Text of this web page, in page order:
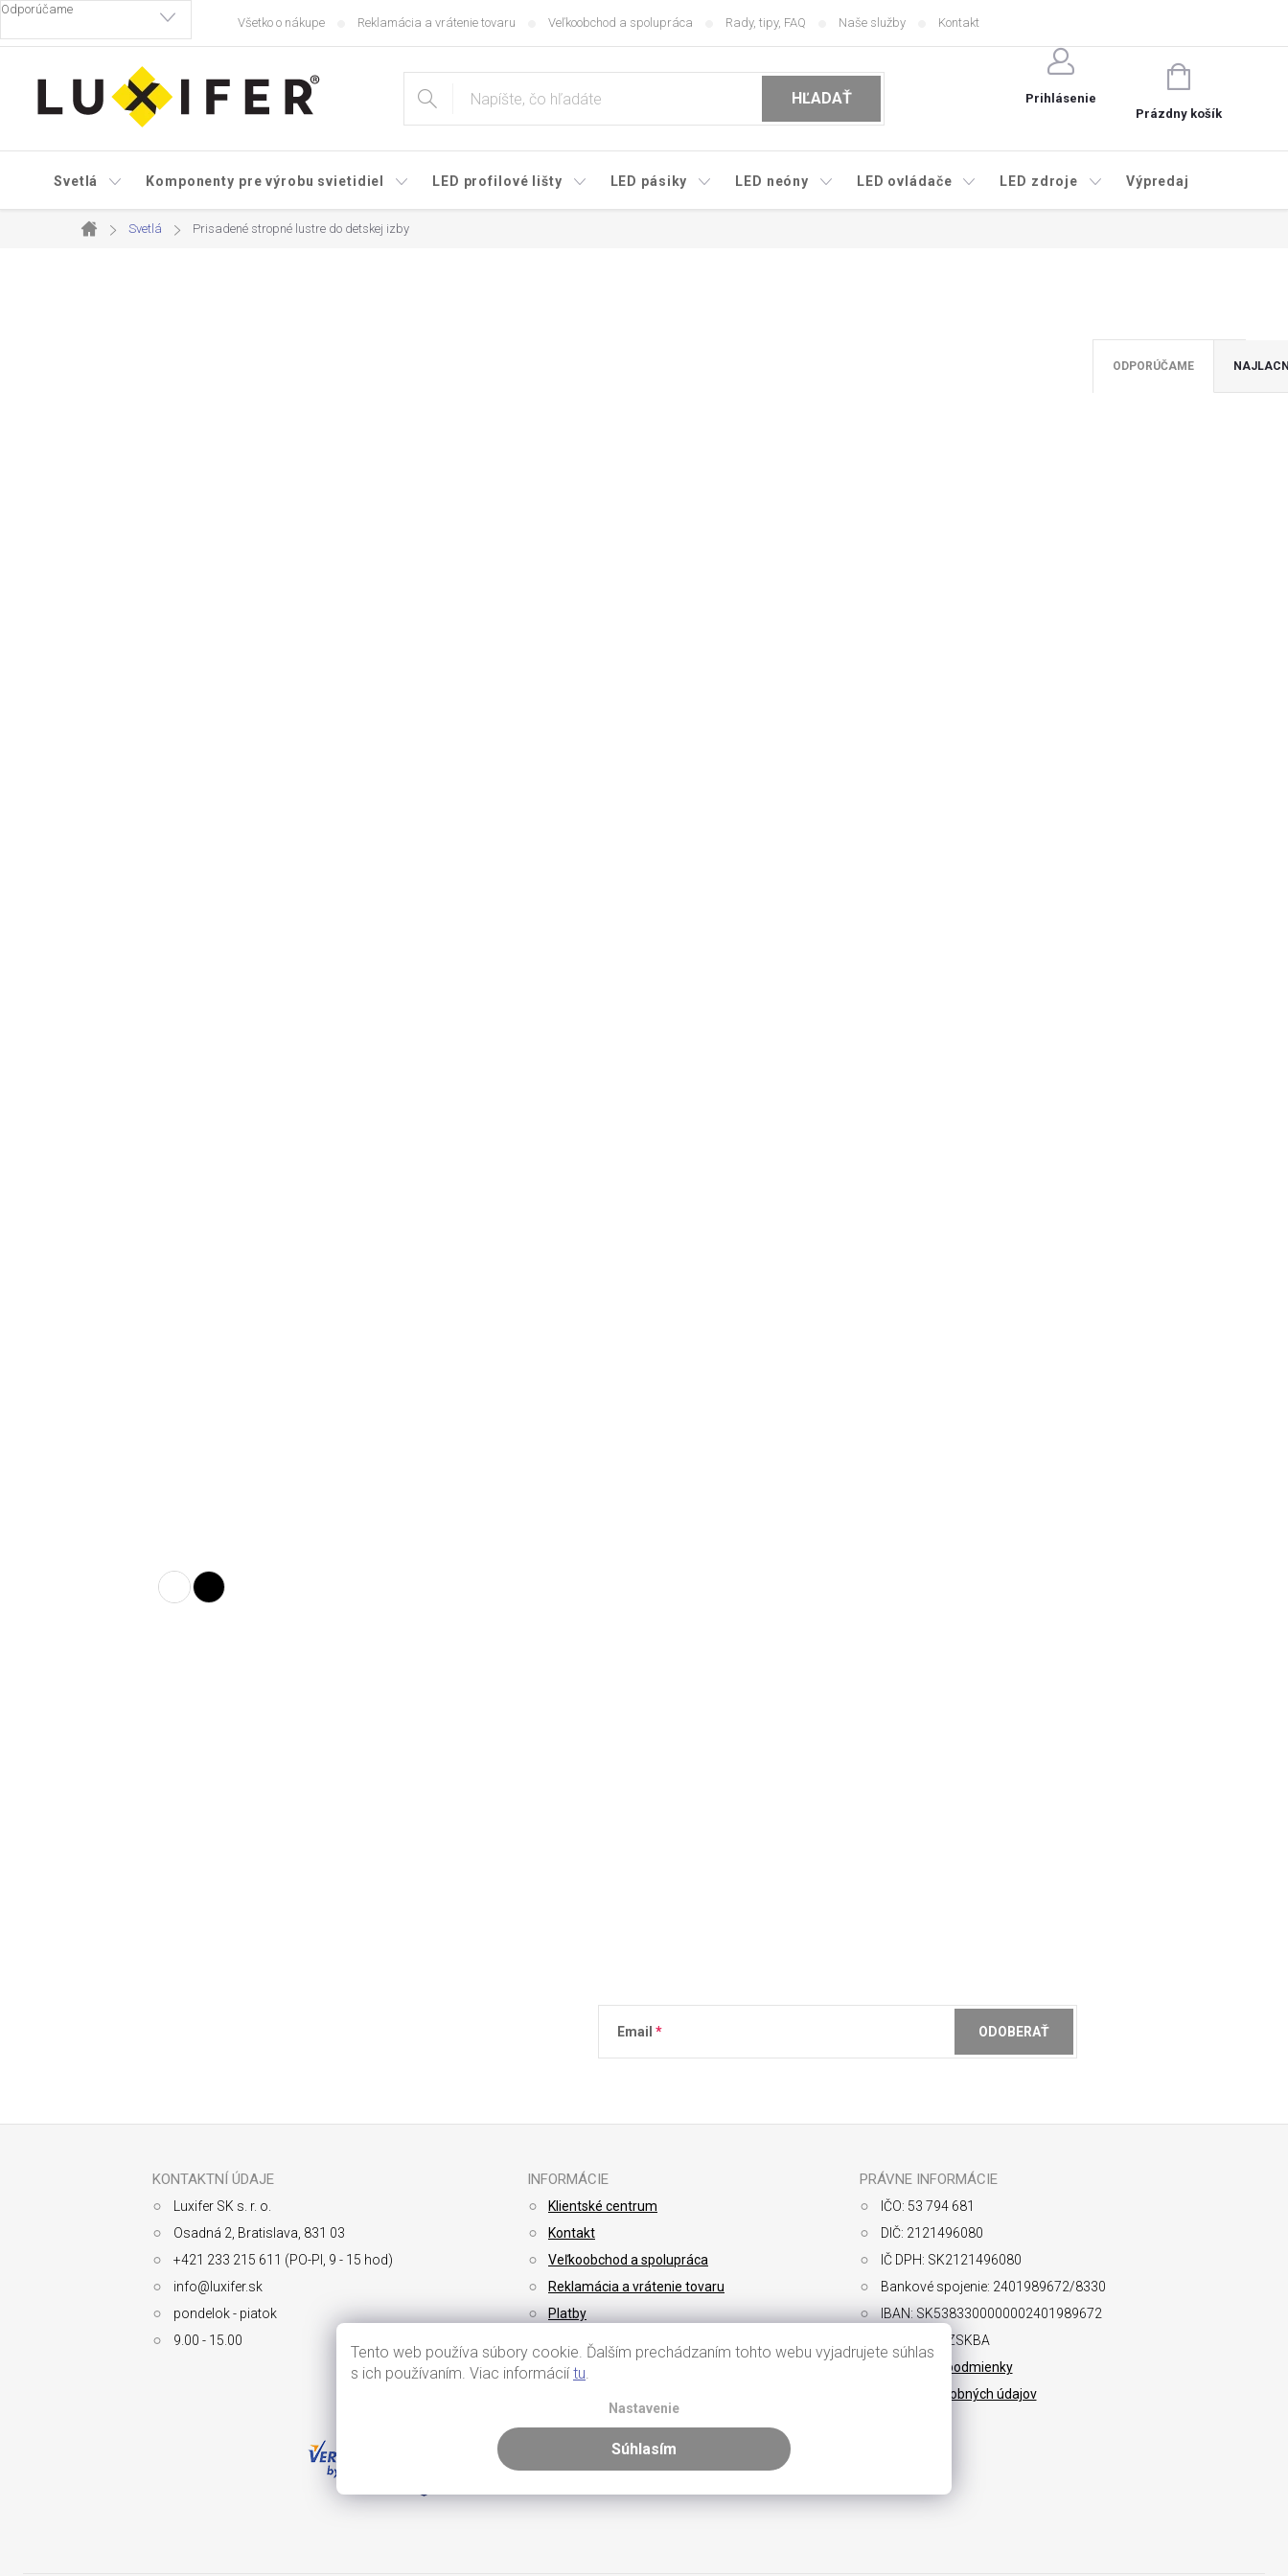
Tento web používa súbory cookie. Ďalším prechádzaním tohto webu vyjadrujete súhlas
s ich používaním. Viac informáciítu.
Nastavenie
Súhlasím
Prejsť
obsah
Všetko o nákupe Reklamácia a vrátenie tovaru Veľkoobchod a spolupráca Rady, tipy, FAQ Naše služby Kontakt
HĽADAŤ Prihlásenie
NÁKUPNÝ
KOŠÍK
Prázdny košík
Svetlá Komponenty pre výrobu svietidiel LED profilové lišty LED pásiky LED neóny LED ovládače LED zdroje Výpredaj
Domov
Svetlá Prisadené stropné lustre do detskej izby
ODPORÚČAME
Email ODOBERAŤ
KONTAKTNÍ ÚDAJE
Luxifer SK s. r. o.
Osadná 2, Bratislava, 831 03
+421 233 215 611 (PO-PI, 9 - 15 hod)
info@luxifer.sk
pondelok - piatok
9.00 - 15.00
INFORMÁCIE
Klientské centrum
Kontakt
Veľkoobchod a spolupráca
Reklamácia a vrátenie tovaru
Platby
Doprava
PRÁVNE INFORMÁCIE
IČO: 53 794 681
DIČ: 2121496080
IČ DPH: SK2121496080
Bankové spojenie: 2401989672/8330
IBAN: SK5383300000002401989672
SWIFT: FIOZSKBA
Obchodné podmienky
Ochrana osobných údajov